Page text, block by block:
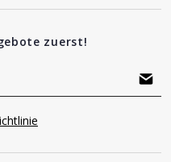
zuerst!